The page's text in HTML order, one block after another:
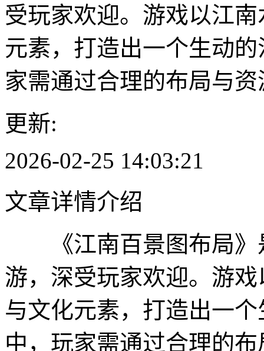
受玩家欢迎。游戏以江
元素，打造出一个生动
家需通过合理的布局与资
更新:
2026-02-25 14:03:21
文章详情介绍
《江南百景图布局》
游，深受玩家欢迎。游
与文化元素，打造出一
中，玩家需通过合理的